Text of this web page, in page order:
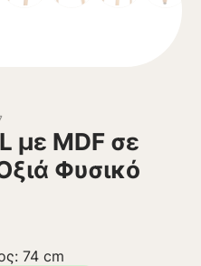
με MDF σε
Φυσικό
74 cm